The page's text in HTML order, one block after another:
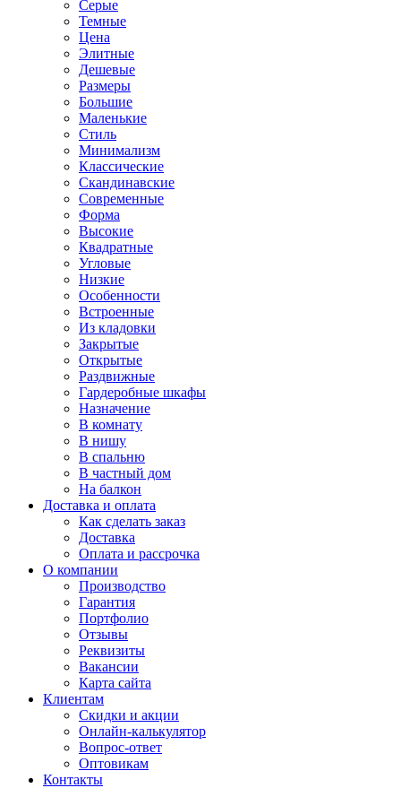
Серые
Темные
Цена
Элитные
Дешевые
Размеры
Большие
Маленькие
Стиль
Минимализм
Классические
Скандинавские
Современные
Форма
Высокие
Квадратные
Угловые
Низкие
Особенности
Встроенные
Из кладовки
Закрытые
Открытые
Раздвижные
Гардеробные шкафы
Назначение
В комнату
В нишу
В спальню
В частный дом
На балкон
Доставка и оплата
Как сделать заказ
Доставка
Оплата и рассрочка
О компании
Производство
Гарантия
Портфолио
Отзывы
Реквизиты
Вакансии
Карта сайта
Клиентам
Скидки и акции
Онлайн-калькулятор
Вопрос-ответ
Оптовикам
Контакты